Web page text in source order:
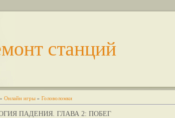
станций
» Онлайн игры » Головоломки
ПАДЕНИЯ. ГЛАВА 2: ПОБЕГ